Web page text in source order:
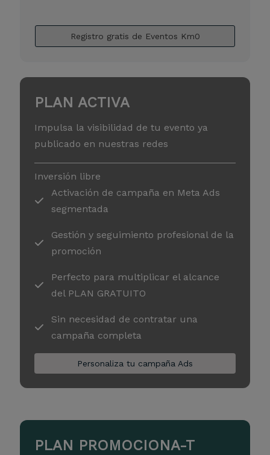
Registro gratis de Eventos Km0
PLAN ACTIVA
Impulsa la visibilidad de tu evento ya
publicado en nuestras redes
Inversión libre
Activación de campaña en Meta Ads
segmentada
Gestión y seguimiento profesional de la
promoción
Perfecto para multiplicar el alcance
del PLAN GRATUITO
Sin necesidad de contratar una
campaña completa
Personaliza tu campaña Ads
PLAN PROMOCIONA-T